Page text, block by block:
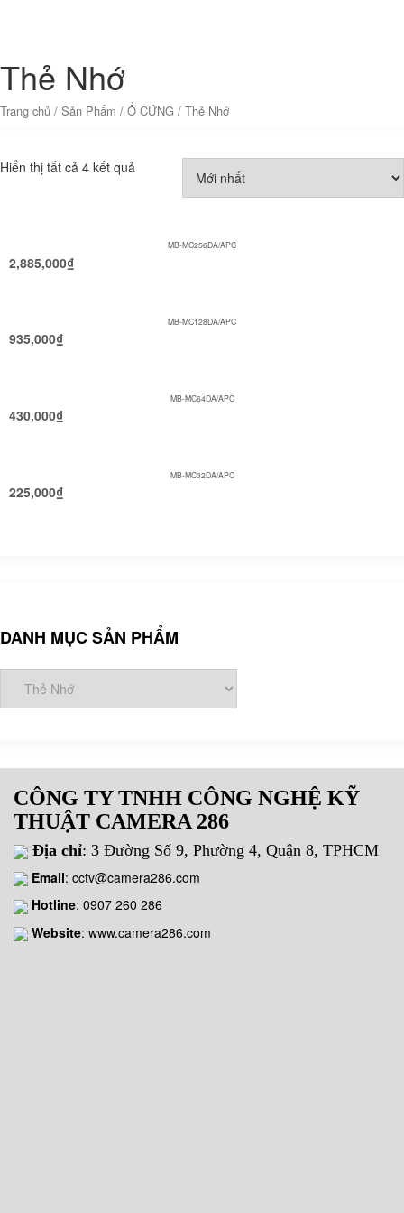
Thẻ Nhớ
Trang chủ / Sản Phẩm / Ổ CỨNG / Thẻ Nhớ
Hiển thị tất cả 4 kết quả
MB-MC256DA/APC
2,885,000₫
MB-MC128DA/APC
935,000₫
MB-MC64DA/APC
430,000₫
MB-MC32DA/APC
225,000₫
DANH MỤC SẢN PHẨM
CÔNG TY TNHH CÔNG NGHỆ KỸ
THUẬT CAMERA 286
Địa chỉ: 3 Đường Số 9, Phường 4, Quận 8, TPHCM
Email: cctv@camera286.com
Hotline: 0907 260 286
Website: www.camera286.com